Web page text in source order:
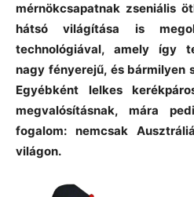
mérnökcsapatnak zseniális
hátsó világítása is
technológiával, amely így
nagy fényerejű, és bármilyen
Egyébként lelkes
megvalósításnak, mára
fogalom: nemcsak
világon.